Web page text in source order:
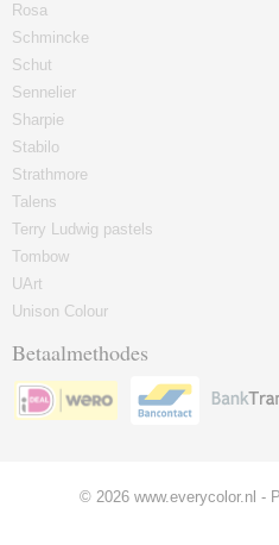
Rosa
Schmincke
Schut
Sennelier
Sharpie
Stabilo
Strathmore
Talens
Terry Ludwig pastels
Tombow
UArt
Unison Colour
Betaalmethodes
© 2026 www.everycolor.nl -